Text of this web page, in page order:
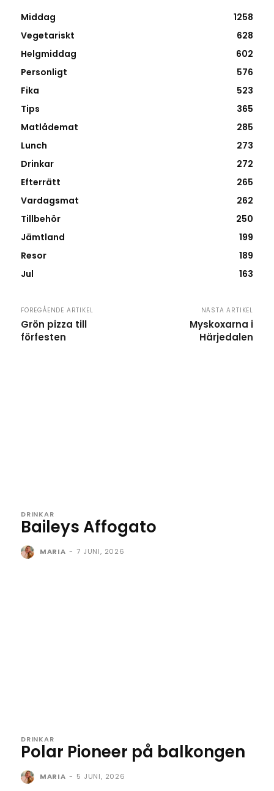
Middag
1258
Vegetariskt
628
Helgmiddag
602
Personligt
576
Fika
523
Tips
365
Matlådemat
285
Lunch
273
Drinkar
272
Efterrätt
265
Vardagsmat
262
Tillbehör
250
Jämtland
199
Resor
189
Jul
163
FÖREGÅENDE ARTIKEL
Grön pizza till
förfesten
NÄSTA ARTIKEL
Myskoxarna i
Härjedalen
DRINKAR
Baileys Affogato
MARIA - 7 JUNI, 2026
DRINKAR
Polar Pioneer på balkongen
MARIA - 5 JUNI, 2026